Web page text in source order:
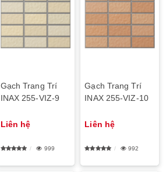
Gạch Trang Trí
INAX 255-VIZ-9
Liên hệ
999
Gạch Trang Trí
INAX 255-VIZ-10
Liên hệ
992